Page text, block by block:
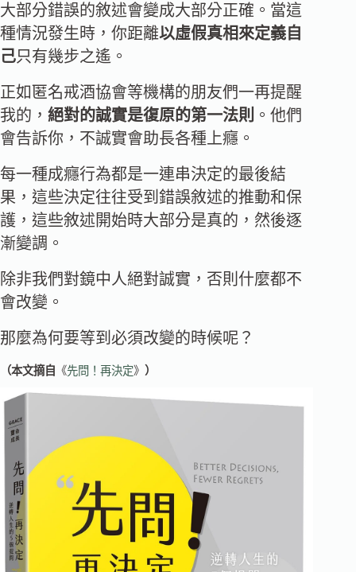
大部分錯誤的敘述會變成大部分正確。當這
種情況發生時，你距離以虛假真相來定義自
己只有幾步之遙。
正如匿名戒酒協會等機構的朋友們一再提醒
我的， 絕對的誠實是復原的第一法則 。他們
會告訴你，不誠實會助長各種上癮。
每一種成癮行為都是一連串決定的最後結
果，這些決定往往受到錯誤敘述的推動和保
護，這些敘述開始時大部分是真的，然後逐
漸變調。
除非我們對鏡中人絕對誠實，否則什麼都不
會改變。
那麼為何要等到必須改變的時候呢？
（本文摘自 《先問！再決定》 ）